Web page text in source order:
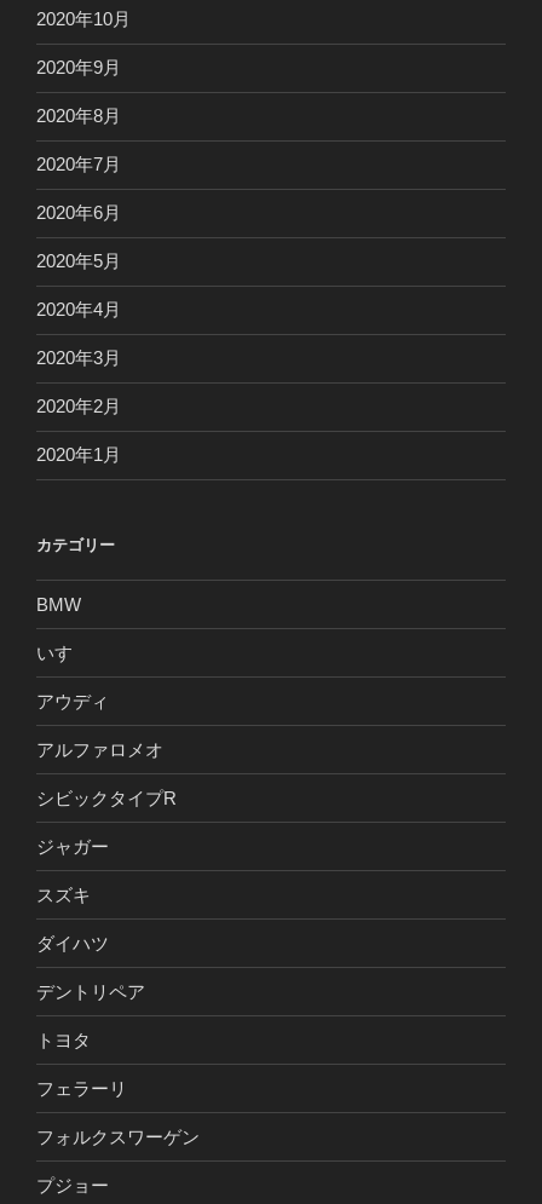
2020年10月
2020年9月
2020年8月
2020年7月
2020年6月
2020年5月
2020年4月
2020年3月
2020年2月
2020年1月
カテゴリー
BMW
いすゞ
アウディ
アルファロメオ
シビックタイプR
ジャガー
スズキ
ダイハツ
デントリペア
トヨタ
フェラーリ
フォルクスワーゲン
プジョー